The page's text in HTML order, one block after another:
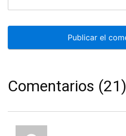
Comentarios (21)